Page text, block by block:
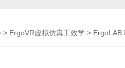
> ErgoVR虚拟仿真工效学 > ErgoLAB